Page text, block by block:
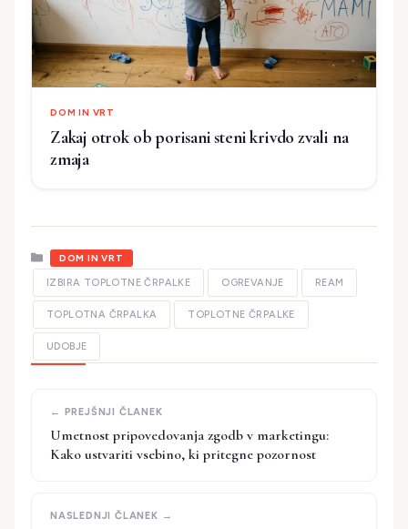
DOM IN VRT
Zakaj otrok ob porisani steni krivdo zvali na
zmaja
Kategorije
DOM IN VRT
IZBIRA TOPLOTNE ČRPALKE OGREVANJE REAM
TOPLOTNA ČRPALKA TOPLOTNE ČRPALKE
UDOBJE
Umetnost pripovedovanja zgodb v marketingu:
Kako ustvariti vsebino, ki pritegne pozornost